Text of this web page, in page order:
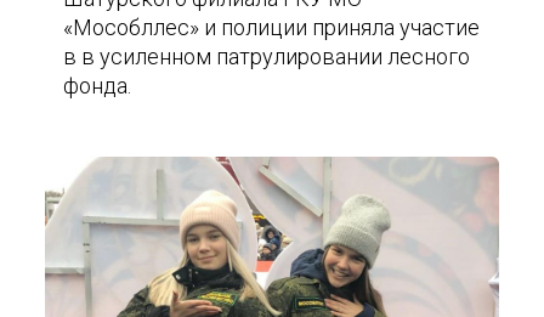
«Мособллес» и полиции приняла участие
в в усиленном патрулировании лесного
фонда.